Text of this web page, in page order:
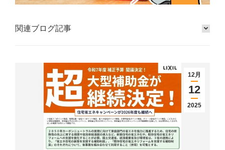
関連ブログ記事
12月
12
2025